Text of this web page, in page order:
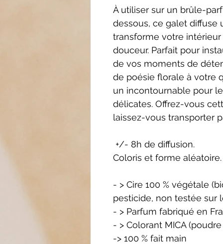
À utiliser sur un brûle-
dessous, ce galet diffuse
transforme votre
douceur. Parfait pour
de vos moments de
de poésie florale à votre
un incontournable pour
délicates. Offrez-vous
laissez-vous transporter
+/- 8h de diffusion.
Coloris et forme aléatoire.
- > Cire 100 % végétale
pesticide, non testée sur
- > Parfum fabriqué en
- > Colorant MICA
-> 100 % fait main